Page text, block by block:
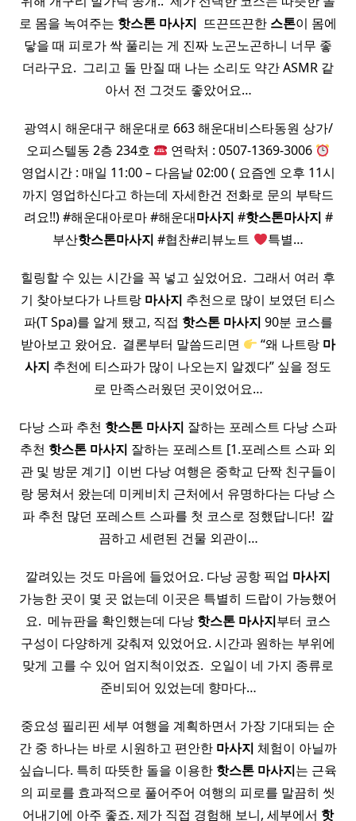
로 몸을 녹여주는 핫스톤 마사지 ​ 뜨끈뜨끈한 스톤이 몸에
닿을 때 피로가 싹 풀리는 게 진짜 노곤노곤하니 너무 좋
더라구요. ​ 그리고 돌 만질 때 나는 소리도 약간 ASMR 같
아서 전 그것도 좋았어요…
광역시 해운대구 해운대로 663 해운대비스타동원 상가/
오피스텔동 2층 234호
연락처 : 0507-1369-3006
영업시간 : 매일 11:00 – 다음날 02:00 ( 요즘엔 오후 11시
까지 영업하신다고 하는데 자세한건 전화로 문의 부탁드
려요!!) #해운대아로마 #해운대마사지 #핫스톤마사지 #
부산핫스톤마사지 #협찬#리뷰노트 특별…
힐링할 수 있는 시간을 꼭 넣고 싶었어요. ​ 그래서 여러 후
기 찾아보다가 나트랑 마사지 추천으로 많이 보였던 티스
파(T Spa)를 알게 됐고, 직접 핫스톤 마사지 90분 코스를
받아보고 왔어요. ​ 결론부터 말씀드리면
“왜 나트랑 마
사지 추천에 티스파가 많이 나오는지 알겠다” 싶을 정도
로 만족스러웠던 곳이었어요…
다낭 스파 추천 핫스톤 마사지 잘하는 포레스트 다낭 스파
추천 핫스톤 마사지 잘하는 포레스트 [1.포레스트 스파 외
관 및 방문 계기] ​ 이번 다낭 여행은 중학교 단짝 친구들이
랑 뭉쳐서 왔는데 미케비치 근처에서 유명하다는 다낭 스
파 추천 많던 포레스트 스파를 첫 코스로 정했답니다! ​ 깔
끔하고 세련된 건물 외관이…
깔려있는 것도 마음에 들었어요. 다낭 공항 픽업 마사지
가능한 곳이 몇 곳 없는데 이곳은 특별히 드랍이 가능했어
요. ​ 메뉴판을 확인했는데 다낭 핫스톤 마사지부터 코스
구성이 다양하게 갖춰져 있었어요. 시간과 원하는 부위에
맞게 고를 수 있어 엄지척이었죠. ​ 오일이 네 가지 종류로
준비되어 있었는데 향마다…
중요성 필리핀 세부 여행을 계획하면서 가장 기대되는 순
간 중 하나는 바로 시원하고 편안한 마사지 체험이 아닐까
싶습니다. 특히 따뜻한 돌을 이용한 핫스톤 마사지는 근육
의 피로를 효과적으로 풀어주어 여행의 피로를 말끔히 씻
어내기에 아주 좋죠. 제가 직접 경험해 보니, 세부에서 핫